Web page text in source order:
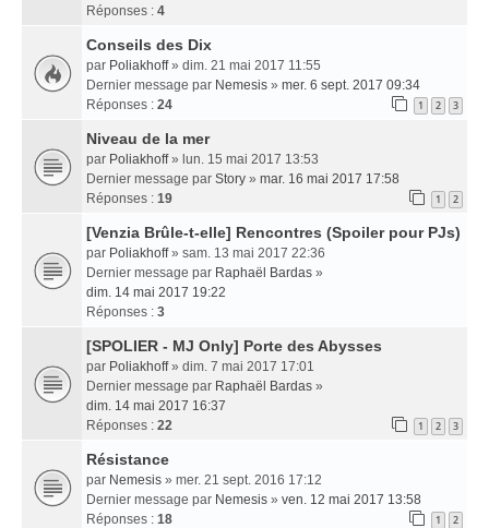
Réponses : 4
Conseils des Dix
par Poliakhoff» dim. 21 mai 2017 11:55
Dernier message par Nemesis » mer. 6 sept. 2017 09:34
Réponses : 24 1 2 3
Niveau de la mer
par Poliakhoff» lun. 15 mai 2017 13:53
Dernier message par Story » mar. 16 mai 2017 17:58
Réponses : 19 1 2
[Venzia Brûle-t-elle] Rencontres (Spoiler pour PJs)
par Poliakhoff» sam. 13 mai 2017 22:36
Dernier message par Raphaël Bardas »
dim. 14 mai 2017 19:22
Réponses : 3
[SPOLIER - MJ Only] Porte des Abysses
par Poliakhoff» dim. 7 mai 2017 17:01
Dernier message par Raphaël Bardas »
dim. 14 mai 2017 16:37
Réponses : 22 1 2 3
Résistance
par Nemesis » mer. 21 sept. 2016 17:12
Dernier message par Nemesis » ven. 12 mai 2017 13:58
Réponses : 18 1 2